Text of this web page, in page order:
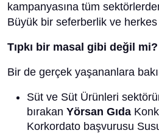
kampanyasına tüm
Büyük bir seferberlik ve
Tıpkı bir masal gibi değil mi?
Bir de gerçek yaşananlara
Süt ve Süt Ürünleri
bırakan Yörsan Gıda
Korkordato başvurusu